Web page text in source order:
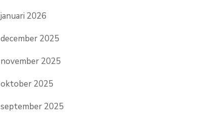
januari 2026
december 2025
november 2025
oktober 2025
september 2025